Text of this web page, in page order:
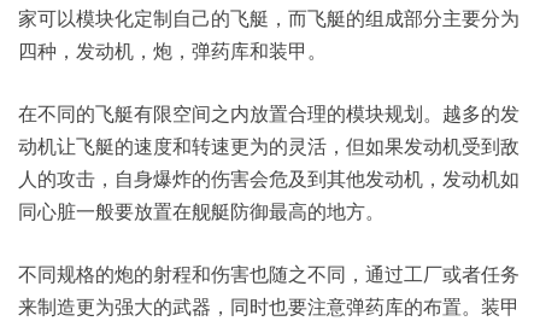
家可以模块化定制自己的飞艇，而飞艇的组成部分主要分为
四种，发动机，炮，弹药库和装甲。
在不同的飞艇有限空间之内放置合理的模块规划。越多的发
动机让飞艇的速度和转速更为的灵活，但如果发动机受到敌
人的攻击，自身爆炸的伤害会危及到其他发动机，发动机如
同心脏一般要放置在舰艇防御最高的地方。
不同规格的炮的射程和伤害也随之不同，通过工厂或者任务
来制造更为强大的武器，同时也要注意弹药库的布置。装甲